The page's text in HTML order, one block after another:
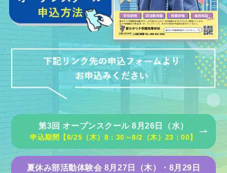
第3回 オープンスクール 8月26日（水）
申込期間【6/25（木）8：30～8/2（木）23：00】
夏休み部活動体験会 8月27日（木）・8月29日